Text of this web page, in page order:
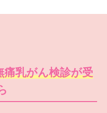
痛乳がん検診が受